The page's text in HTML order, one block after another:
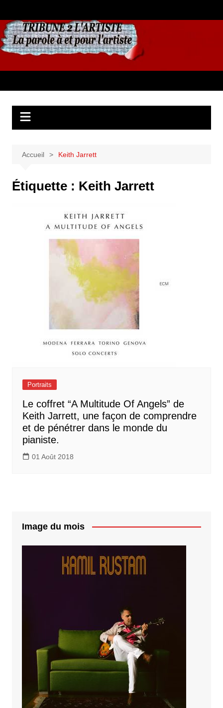
au
contenu
Accueil Keith Jarrett
Étiquette : Keith Jarrett
Portraits
Le coffret “A Multitude Of Angels” de
Keith Jarrett, une façon de comprendre
et de pénétrer dans le monde du
pianiste.
01 Août 2018
Image du mois